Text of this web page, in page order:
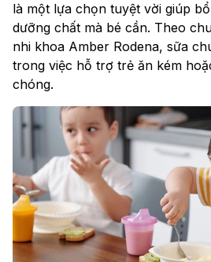
là một lựa chọn tuyệt vời giúp
dưỡng chất mà bé cần. Theo
nhi khoa Amber Rodena, sữa
trong việc hỗ trợ trẻ ăn kém
chóng.